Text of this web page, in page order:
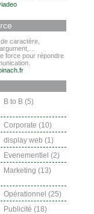
caractère,
force pour répondre
B to B (5)
Corporate (10)
display web (1)
Evenementiel (2)
Marketing (13)
Opérationnel (25)
Publicité (18)